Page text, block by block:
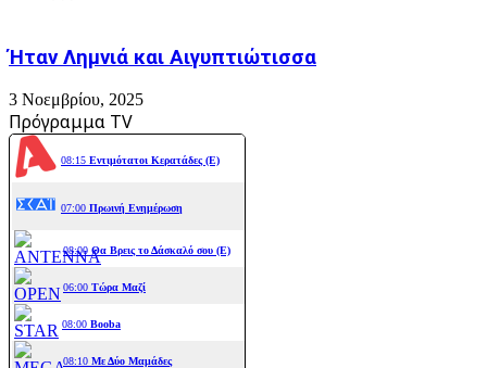
Ήταν Λημνιά και Αιγυπτιώτισσα
3 Νοεμβρίου, 2025
Πρόγραμμα TV